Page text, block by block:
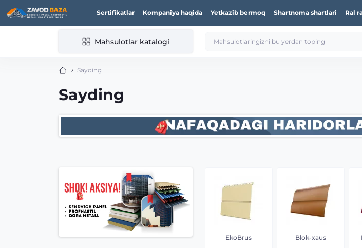
Sertifikatlar Kompaniya haqida Yetkazib bermoq Shartnoma shartlari Ral
Mahsulotlar katalogi
Sayding
Sayding
EkoBrus Blok-xaus